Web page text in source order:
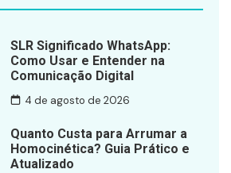
SLR Significado WhatsApp:
Como Usar e Entender na
Comunicação Digital
4 de agosto de 2026
Quanto Custa para Arrumar a
Homocinética? Guia Prático e
Atualizado